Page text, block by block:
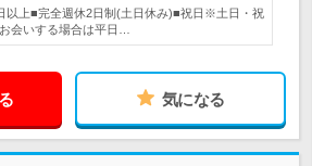
以上■完全週休2日制(土日休み)■祝日※土日・祝
会いする場合は平日…
気になる